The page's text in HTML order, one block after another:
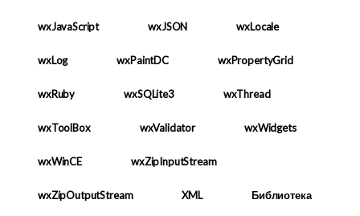
wxJavaScript wxJSON wxLocale
wxLog wxPaintDC wxPropertyGrid
wxRuby wxSQLite3 wxThread
wxToolBox wxValidator wxWidgets
wxWinCE wxZipInputStream
wxZipOutputStream XML Библиотека